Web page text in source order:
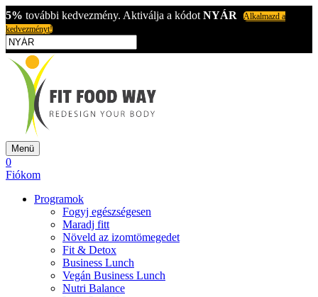
5% további kedvezmény. Aktiválja a kódot NYÁR
Alkalmazd a
kedvezményt!
Menü
0
Fiókom
Programok
Fogyj egészségesen
Maradj fitt
Növeld az izomtömegedet
Fit & Detox
Business Lunch
Vegán Business Lunch
Nutri Balance